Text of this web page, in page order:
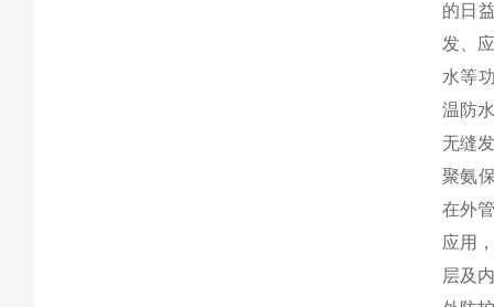
的日
发、
水等
温防
无缝
聚氨
在外
应用
层及